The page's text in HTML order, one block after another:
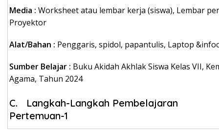
Media : Worksheet atau lembar kerja (siswa), Lembar
Proyektor
Alat/Bahan : Penggaris, spidol, papantulis, Laptop
Sumber Belajar : Buku Akidah Akhlak Siswa Kelas VII,
Agama, Tahun 2024
C. Langkah-Langkah
Pertemuan-1